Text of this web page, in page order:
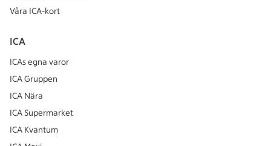
Våra ICA-kort
ICA
ICAs egna varor
ICA Gruppen
ICA Nära
ICA Supermarket
ICA Kvantum